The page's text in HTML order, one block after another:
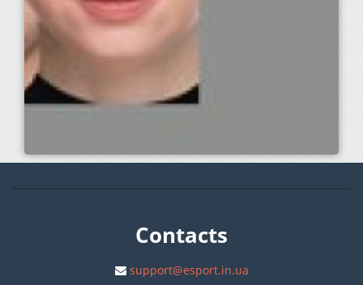
Contacts
support@esport.in.ua